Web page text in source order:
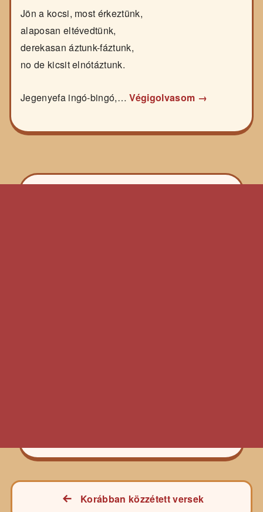
Jön a kocsi, most érkeztünk,
alaposan eltévedtünk,
derekasan áztunk-fáztunk,
no de kicsit elnótáztunk.
Jegenyefa ingó-bingó,…Végigolvasom →
Bejegyzés
Korábban közzétett versek